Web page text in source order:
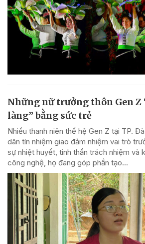
Những nữ trưởng thôn Gen Z
làng” bằng sức trẻ
Nhiều thanh niên thế hệ Gen Z tại TP.
dân tín nhiệm giao đảm nhiệm vai trò
sự nhiệt huyết, tinh thần trách nhiệm và
công nghệ, họ đang góp phần tạo...